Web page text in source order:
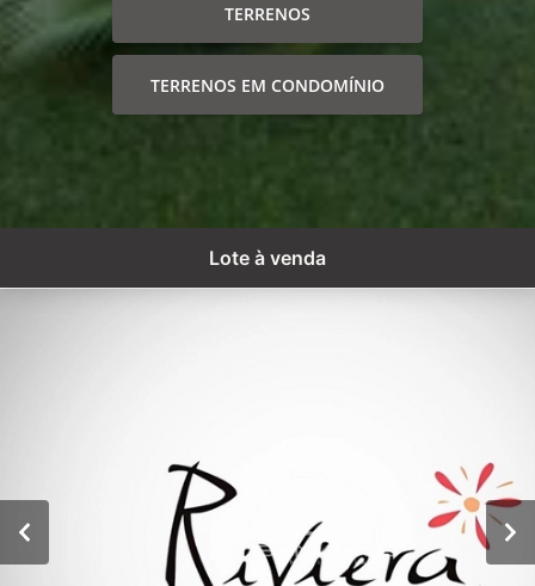
TERRENOS
TERRENOS EM CONDOMÍNIO
Lote à venda